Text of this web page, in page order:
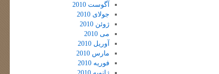
آگوست 2010
جولای 2010
ژوئن 2010
می 2010
آوریل 2010
مارس 2010
فوریه 2010